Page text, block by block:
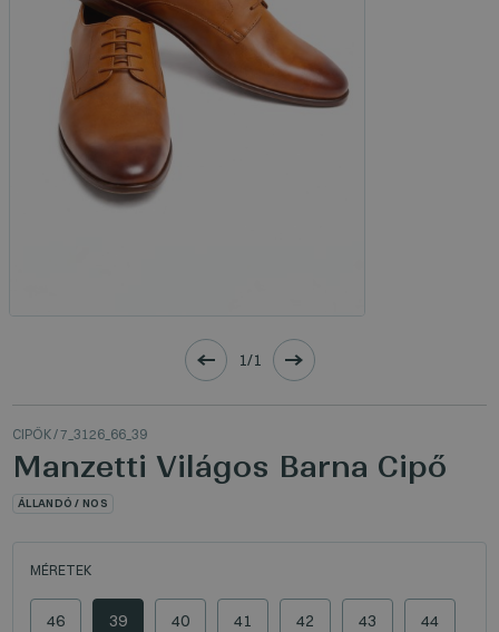
1/1
CIPŐK/ 7_3126_66_39
Manzetti Világos Barna Cipő
ÁLLANDÓ / NOS
MÉRETEK
46 39 40 41 42 43 44